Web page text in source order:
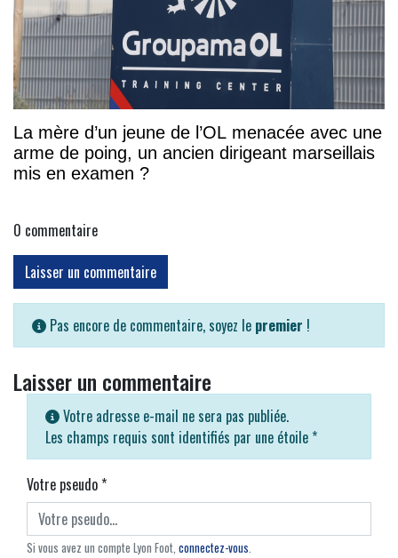
La mère d’un jeune de l’OL menacée avec une
arme de poing, un ancien dirigeant marseillais
mis en examen ?
0 commentaire
Laisser un commentaire
Pas encore de commentaire, soyez le premier !
Laisser un commentaire
Votre adresse e-mail ne sera pas publiée.
Les champs requis sont identifiés par une étoile *
Votre pseudo*
Si vous avez un compte Lyon Foot, connectez-vous.